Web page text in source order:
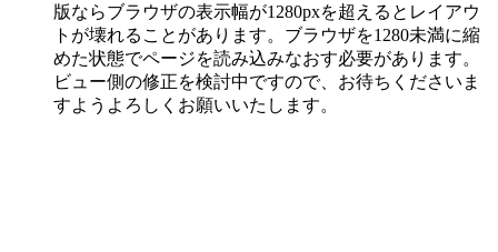
版ならブラウザの表示幅が1280pxを超えるとレイアウ
トが壊れることがあります。ブラウザを1280未満に縮
めた状態でページを読み込みなおす必要があります。
ビュー側の修正を検討中ですので、お待ちくださいま
すようよろしくお願いいたします。